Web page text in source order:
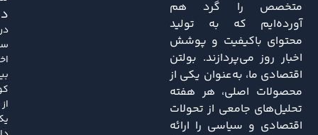
متخصص را گرد هم
آورده‌ایم که به تولید
محتوای باکیفیت و پوشش
اخبار روز می‌پردازند. بولتن
اقتصادی ما، به‌عنوان یکی از
محصولات اصلی، هر هفته
تحلیل‌های جامعی از تحولات
اقتصادی و سیاسی را ارائه
در
از